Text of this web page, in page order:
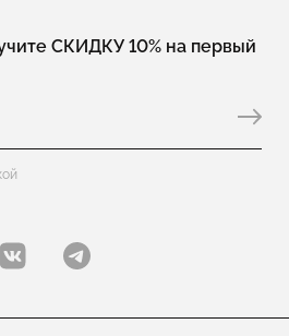
Колье из шпинели
теннисные
СКИДКУ 10% на первый